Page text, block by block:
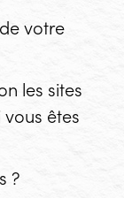
votre
les sites
êtes
?